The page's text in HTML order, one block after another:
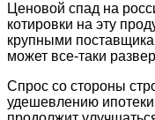
Ценовой спад на
котировки на эту
крупными
может все-таки
Спрос со стороны
удешевлению